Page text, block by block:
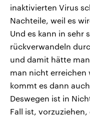
inaktivierten Virus
Nachteile, weil es
Und es kann in sehr
rückverwandeln
und damit hätte
man nicht erreichen
kommt es dann
Deswegen ist in
Fall ist,